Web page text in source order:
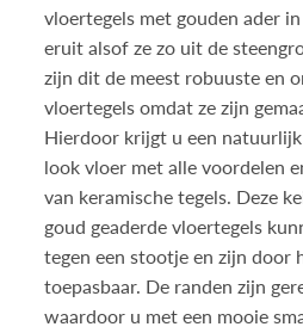
vloertegels met gouden ader
eruit alsof ze zo uit de
zijn dit de meest robuuste en
vloertegels omdat ze zijn
Hierdoor krijgt u een
look vloer met alle voordelen
van keramische tegels. Deze
goud geaderde vloertegels
tegen een stootje en zijn door
toepasbaar. De randen zijn
waardoor u met een mooie